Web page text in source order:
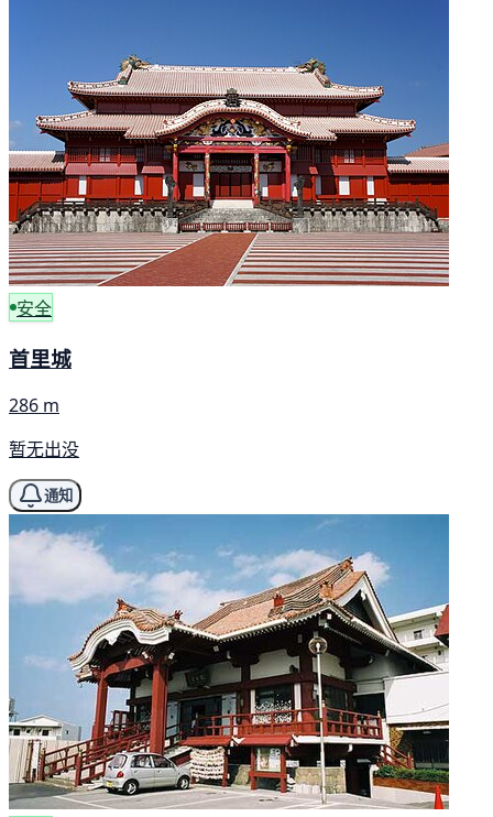
安全
首里城
286 m
暂无出没
通知